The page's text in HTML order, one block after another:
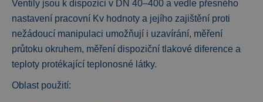
Ventily jsou k dispozici v DN 40–400 a vedle přesného
nastavení pracovní Kv hodnoty a jejího zajištění proti
nežádoucí manipulaci umožňují i uzavírání, měření
průtoku okruhem, měření dispoziční tlakové diference a
teploty protékající teplonosné látky.
Oblast použití: